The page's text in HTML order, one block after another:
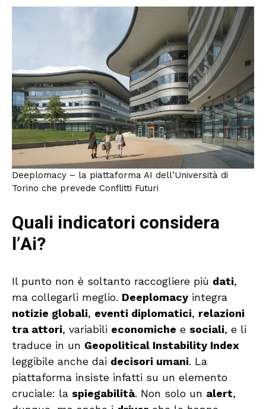
Deeplomacy – la piattaforma AI dell’Università di
Torino che prevede Conflitti Futuri
Quali indicatori considera
l’Ai?
Il punto non è soltanto raccogliere più dati,
ma collegarli meglio. Deeplomacy integra
notizie globali, eventi diplomatici, relazioni
tra attori, variabili economiche e sociali, e li
traduce in un Geopolitical Instability Index
leggibile anche dai decisori umani. La
piattaforma insiste infatti su un elemento
cruciale: la spiegabilità. Non solo un alert,